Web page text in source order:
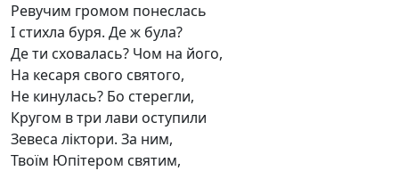
Ревучим громом понеслась
І стихла буря. Де ж була?
Де ти сховалась? Чом на його,
На кесаря свого святого,
Не кинулась? Бо стерегли,
Кругом в три лави оступили
Зевеса ліктори. За ним,
Твоїм Юпітером святим,